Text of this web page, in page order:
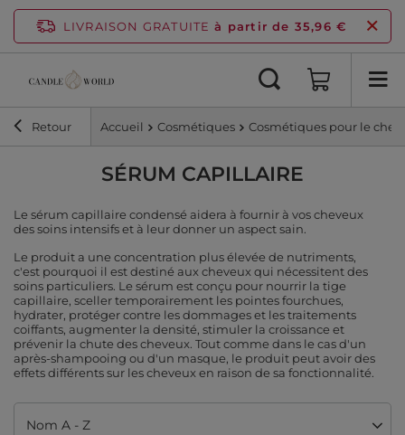
LIVRAISON GRATUITE à partir de 35,96 €
Retour Accueil Cosmétiques Cosmétiques pour le
SÉRUM CAPILLAIRE
Le sérum capillaire condensé aidera à fournir à vos cheveux
des soins intensifs et à leur donner un aspect sain.
Le produit a une concentration plus élevée de nutriments,
c'est pourquoi il est destiné aux cheveux qui nécessitent des
soins particuliers. Le sérum est conçu pour nourrir la tige
capillaire, sceller temporairement les pointes fourchues,
hydrater, protéger contre les dommages et les traitements
coiffants, augmenter la densité, stimuler la croissance et
prévenir la chute des cheveux. Tout comme dans le cas d'un
après-shampooing ou d'un masque, le produit peut avoir des
effets différents sur les cheveux en raison de sa fonctionnalité.
Modifier le tri
Nom A - Z